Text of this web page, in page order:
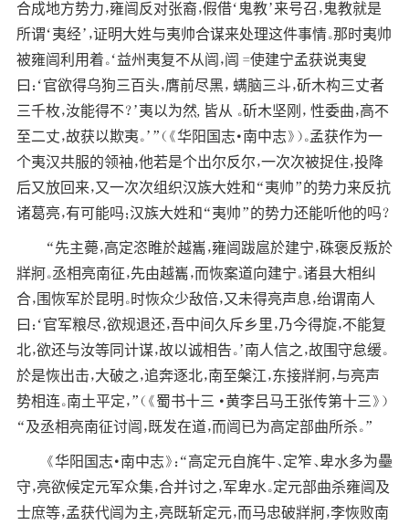
合成地方势力，雍闿反对张裔，假借‘鬼教’来号召，鬼教就是
所谓‘夷经’，证明大姓与夷帅合谋来处理这件事情。那时夷帅
被雍闿利用着。‘益州夷复不从闿，闿 =使建宁孟获说夷叟
曰：‘官欲得乌狗三百头，膺前尽黑， 螨脑三斗，斫木构三丈者
三千枚，汝能得不？’夷以为然, 皆从 。斫木坚刚， 性委曲，高不
至二丈，故获以欺夷。’”（《华阳国志·南中志》）。孟获作为一
个夷汉共服的领袖，他若是个出尔反尔，一次次被捉住，投降
后又放回来，又一次次组织汉族大姓和“夷帅”的势力来反抗
诸葛亮，有可能吗；汉族大姓和“夷帅”的势力还能听他的吗？
“先主薨，高定恣睢於越巂，雍闿跋扈於建宁，硃褒反叛於
牂牁。丞相亮南征，先由越巂，而恢案道向建宁。诸县大相纠
合，围恢军於昆明。时恢众少敌倍，又未得亮声息，绐谓南人
曰：‘官军粮尽，欲规退还，吾中间久斥乡里，乃今得旋，不能复
北，欲还与汝等同计谋，故以诚相告。’南人信之，故围守怠缓。
於是恢出击，大破之，追奔逐北，南至槃江，东接牂牁，与亮声
势相连。南土平定，”（《蜀书十三 ·黄李吕马王张传第十三》）
“及丞相亮南征讨闿，既发在道，而闿已为高定部曲所杀。”
《华阳国志·南中志》：“高定元自旄牛、定笮、卑水多为壘
守，亮欲候定元军众集，合并讨之，军卑水。定元部曲杀雍闿及
士庶等，孟获代闿为主，亮既斩定元，而马忠破牂牁，李恢败南